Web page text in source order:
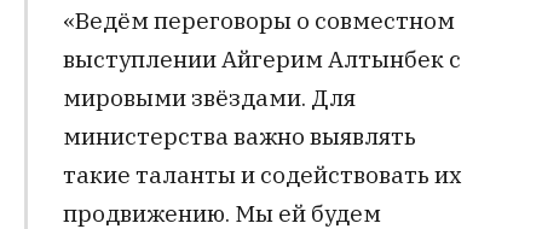
«Ведём переговоры о совместном
выступлении Айгерим Алтынбек с
мировыми звёздами. Для
министерства важно выявлять
такие таланты и содействовать их
продвижению. Мы ей будем